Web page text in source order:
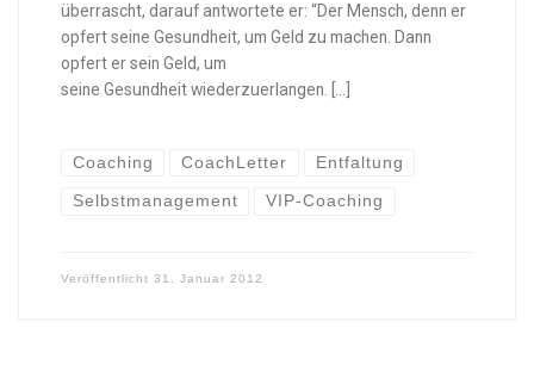
überrascht, darauf antwortete er: “Der Mensch, denn er
opfert seine Gesundheit, um Geld zu machen. Dann
opfert er sein Geld, um
seine Gesundheit wiederzuerlangen. […]
Coaching CoachLetter Entfaltung
Selbstmanagement VIP-Coaching
Veröffentlicht 31. Januar 2012